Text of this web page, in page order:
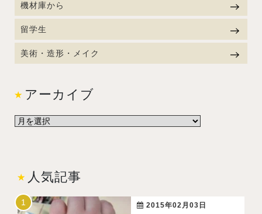
機材庫から
留学生
美術・造形・メイク
アーカイブ
人気記事
2015年02月03日